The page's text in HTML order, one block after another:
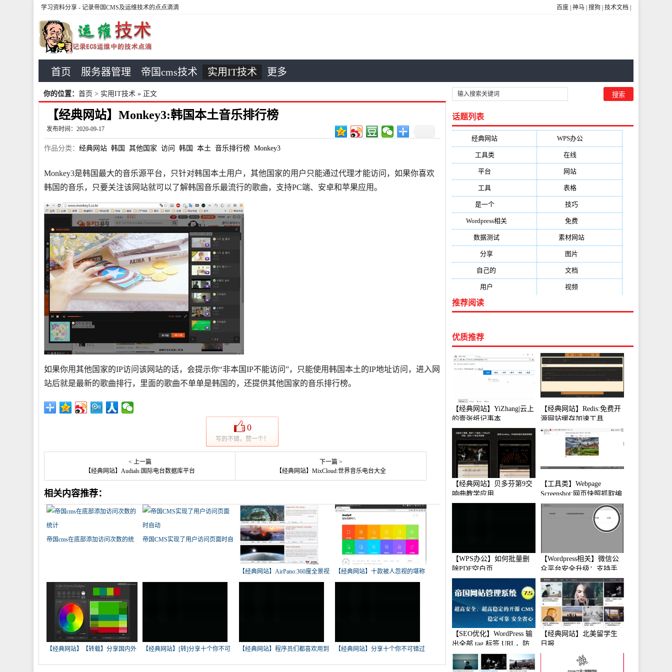
百度 神马 搜狗 技术文档
学习资料分享 - 记录帝国CMS及运维技术的点点滴滴
首页 服务器管理 帝国cms技术 实用IT技术 更多
你的位置： 首页 > 实用IT技术 » 正文
【经典网站】Monkey3:韩国本土音乐排行榜
发布时间：2020-09-17
作品分类： 经典网站 韩国 其他国家 访问 韩国 本土 音乐排行榜 Monkey3
Monkey3是韩国最大的音乐源平台，只针对韩国本土用户，其他国家的用户只能通过代理才能访问，如果你喜欢
韩国的音乐，只要关注该网站就可以了解韩国音乐最流行的歌曲，支持PC端、安卓和苹果应用。
如果你用其他国家的IP访问该网站的话，会提示你“非本国IP不能访问”，只能使用韩国本土的IP地址访问，进入网
站后就是最新的歌曲排行，里面的歌曲不单单是韩国的，还提供其他国家的音乐排行榜。
0
写的不错，赞一个！
< 上一篇
【经典网站】Audials:国际电台数据库平台
下一篇 >
【经典网站】MixCloud:世界音乐电台大全
相关内容推荐：
帝国cms在底部添加访问次数的统
帝国CMS实现了用户访问页面时自
【经典网站】AirPano:360度全景视
【经典网站】十款被人忽视的堪称
【经典网站】【转载】分享国内外
实
【经典网站】[转]分享十个你不可
错
【经典网站】程序员们都喜欢用到
哪
【经典网站】分享十个你不可错过
的
话题列表
经典网站 WPS办公(2513)
工具类(1994) 在线(1987)
平台 网站(1170)
工具 表格(1052)
是一个(1026) 技巧
Wordpress相关(851) 免费
数据测试(788) 素材网站
分享(676) 图片
自己的 文档
用户 视频
推荐阅读
优质推荐
【经典网站】YiZhang|云上
的壹张纸记事本
【经典网站】Redis:免费开
源网站缓存加速工具
【经典网站】贝多芬第9交
响曲教学应用
【工具类】Webpage
Screenshot:网页快照抓取编
辑工具
【WPS办公】如何批量删
除PDF空白页
【Wordpress相关】微信公
众平台安全升级：支持手
机保护
【SEO优化】WordPress 输
出全部 tag 标签 URL，防
止中文转码
【经典网站】北美留学生
日报